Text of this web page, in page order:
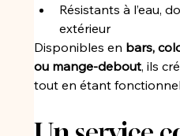
Résistants à l’eau,
extérieur
Disponibles en bars,
ou mange-debout, ils
tout en étant